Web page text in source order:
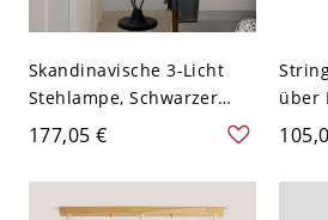
Skandinavische 3-Licht
Stehlampe, Schwarzer
Organischer
Wellenförmiger Stiel mit
Mattglas-Kugeln - 110V-
120V Kugel zu Fuß
177,05 €
über
Bi-